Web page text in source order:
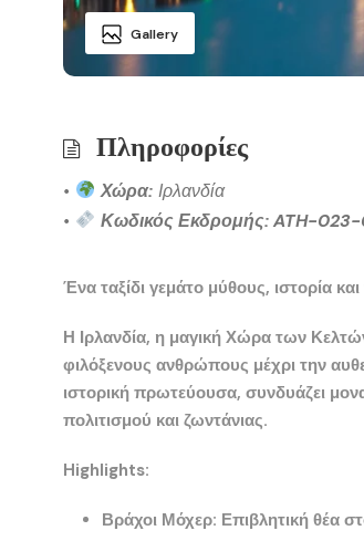
Gallery
Πληροφορίες
• Χώρα: Ιρλανδία
•
Κωδικός Εκδρομής: ATH-
Ένα ταξίδι γεμάτο μύθους, ιστορία
Η Ιρλανδία, η μαγική Χώρα των
φιλόξενους ανθρώπους μέχρι την
ιστορική πρωτεύουσα, συνδυάζει
πολιτισμού και ζωντάνιας.
Highlights:
Βράχοι Μόχερ: Επιβλητική θέα